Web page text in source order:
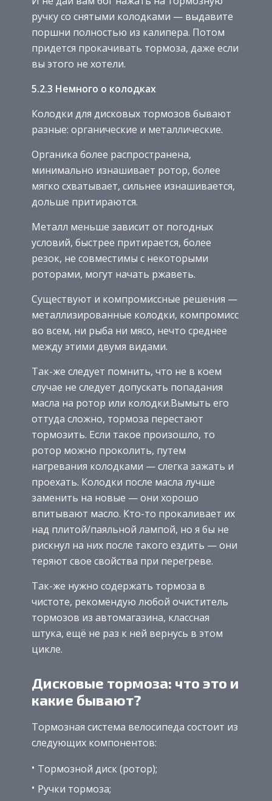
ручку со снятыми колодками — выдавите
поршни полностью из калипера. Потом
придется прокачивать тормоза, даже если
вы этого не хотели.
5.2.3 Немного о колодках
Колодки для дисковых тормозов бывают
разные: органические и металлические.
Органика более распространена,
минимально изнашивает ротор, более
мягко схватывает, сильнее изнашивается,
дольше притираются.
Металл меньше зависит от погодных
условий, быстрее притирается, более
резок, не совместимы с некоторыми
роторами, могут начать ржаветь.
Существуют и компромиссные решения —
металлизированные колодки, компромисс
во всем, ни рыба ни мясо, нечто среднее
между этими двумя видами.
Так-же следует помнить, что не в коем
случае не следует допускать попадания
масла на ротор или колодки.Вымыть его
оттуда сложно, тормоза перестают
тормозить. Если такое произошло, то
ротор можно проколить, путем
нагревания колодками — слегка зажать и
проехать. Колодки после масла лучше
заменить на новые — они хорошо
впитывают масло. Кто-то прокаливает их
над плитой/паяльной лампой, но я бы не
рискнул на них после такого ездить — они
теряют свое свойства при перегреве.
Так-же нужно содержать тормоза в
чистоте, рекомендую любой очиститель
тормозов из автомагазина, классная
штука, ещё не раз к ней вернусь в этом
цикле.
Дисковые тормоза: что это и
какие бывают?
Тормозная система велосипеда состоит из
следующих компонентов:
Тормозной диск (ротор);
Ручки тормоза;